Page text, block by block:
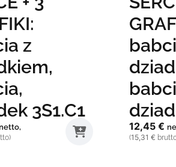
z
3S1.C1
12,45 €
(15,31 €